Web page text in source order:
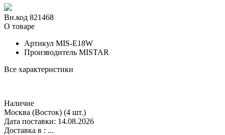
Вн.код 821468
О товаре
Артикул MIS-E18W
Производитель MISTAR
Все характеристики
Наличие
Москва (Восток) (4 шт.)
Дата поставки: 14.08.2026
Доставка в : ...